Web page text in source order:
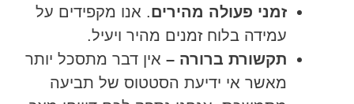
זמני פעולה מהירים. אנו מקפידים על
עמידה בלוח זמנים מהיר ויעיל.
תקשורת ברורה – אין דבר מתסכל יותר
מאשר אי ידיעת הסטטוס של תביעה